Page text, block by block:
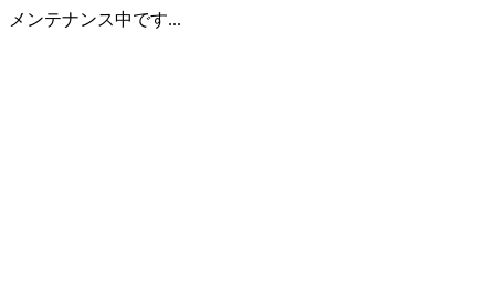
メンテナンス中です...